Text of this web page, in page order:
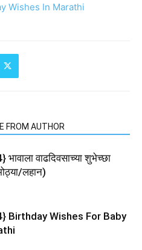
Wishes In Marathi
FROM AUTHOR
वाढदिवसाच्या शुभेच्छा
लहान)
Birthday Wishes For Baby